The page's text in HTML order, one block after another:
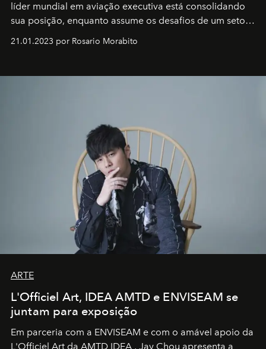
líder mundial em aviação executiva está consolidando
sua posição, enquanto assume os desafios de um setor
em rápida evolução e redefinindo o conceito de luxo
21.01.2023 por Rosario Morabito
ARTE
L'Officiel Art, IDEA AMTD e ENVISEAM se
juntam para exposição
Em parceria com a ENVISEAM e com o amável apoio da
L'Officiel Art da AMTD IDEA , Jay Chou apresenta a